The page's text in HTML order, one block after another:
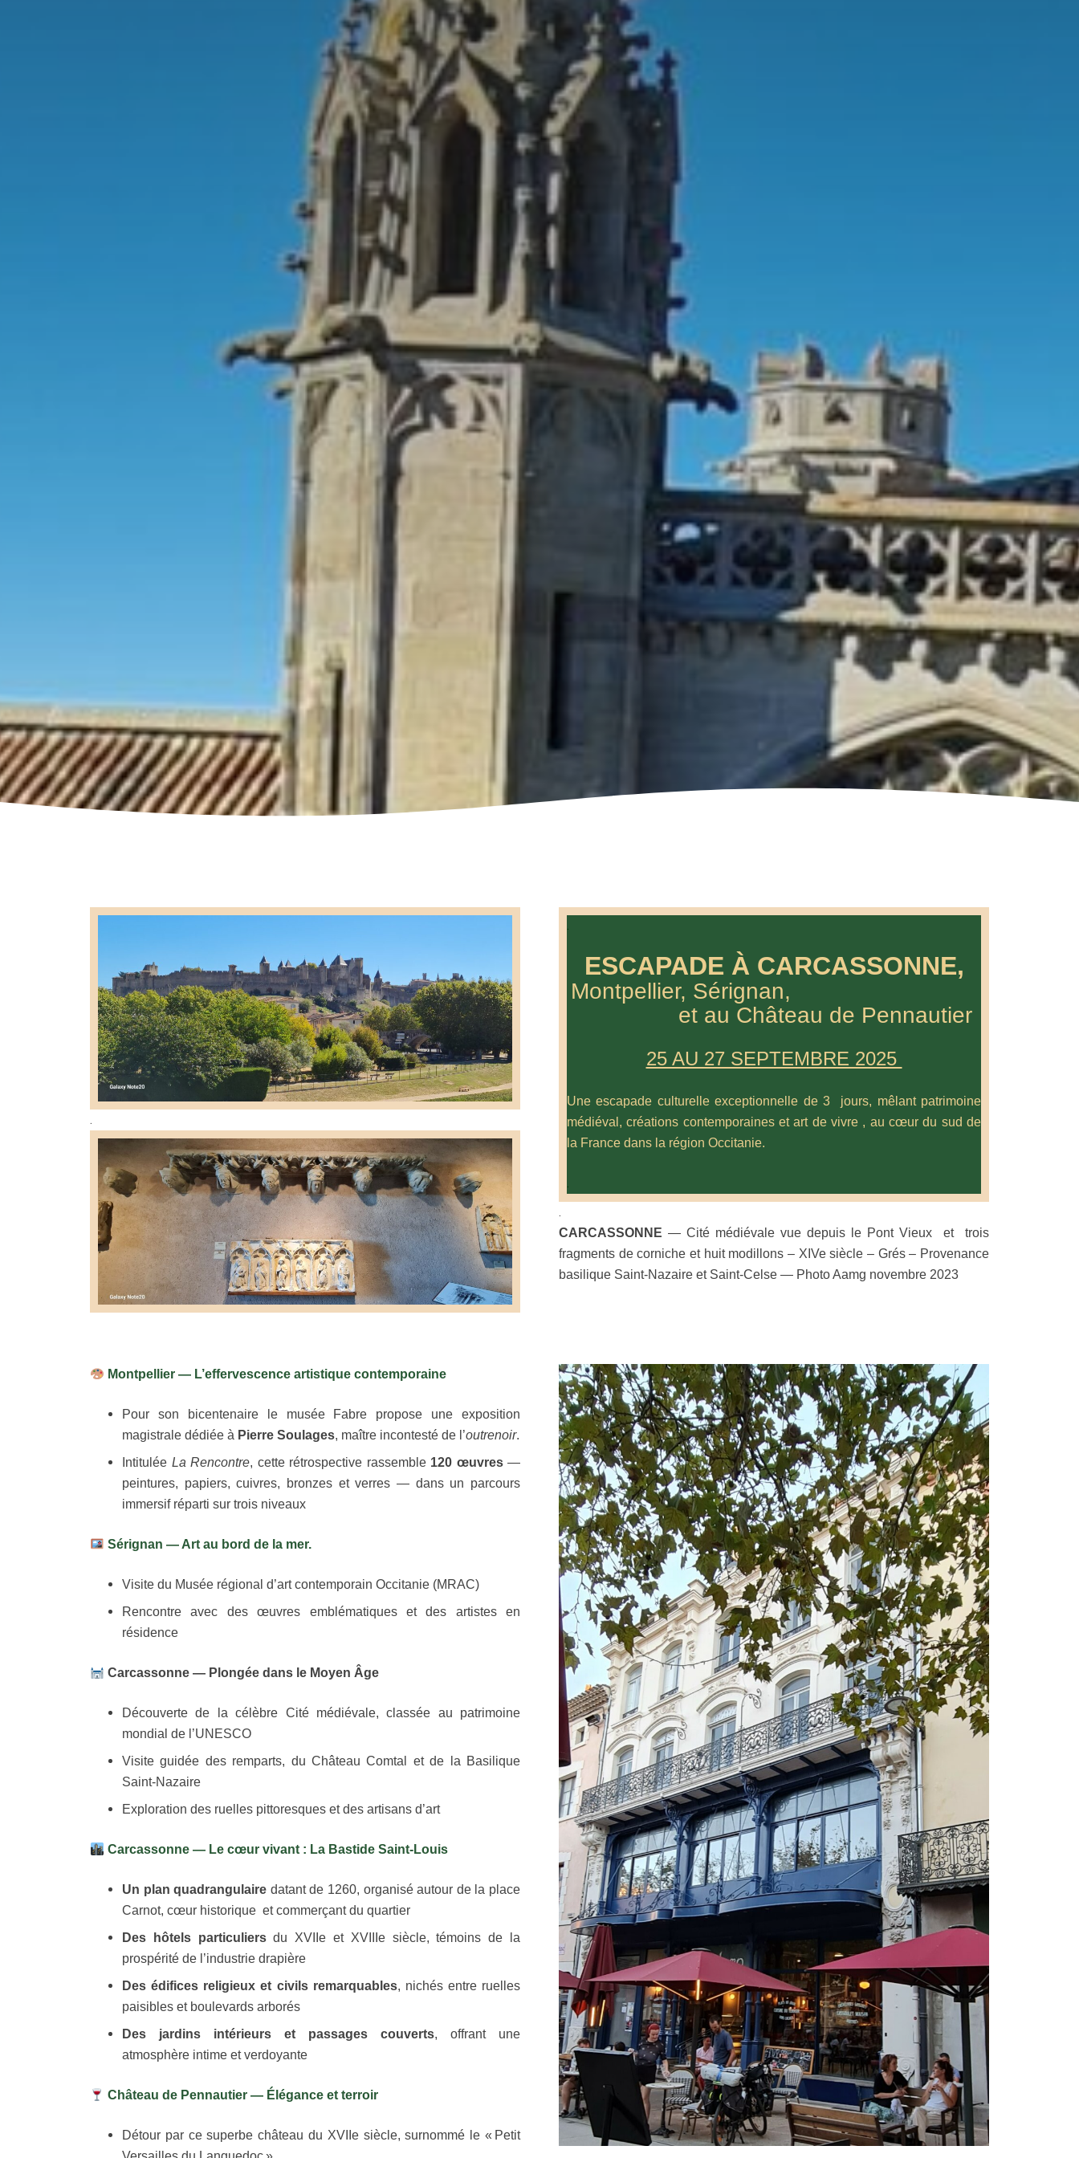
.
.
ESCAPADE À CARCASSONNE,
Montpellier, Sérignan,
et au Château de Pennautier
25 AU 27 SEPTEMBRE 2025
Une escapade culturelle exceptionnelle de 3 jours, mêlant patrimoine
médiéval, créations contemporaines et art de vivre , au cœur du sud de
la France dans la région Occitanie.
.
.
CARCASSONNE — Cité médiévale vue depuis le Pont Vieux et trois
fragments de corniche et huit modillons – XIVe siècle – Grés – Provenance
basilique Saint-Nazaire et Saint-Celse — Photo Aamg novembre 2023
Montpellier — L’effervescence artistique contemporaine
Pour son bicentenaire le musée Fabre propose une exposition
magistrale dédiée à Pierre Soulages, maître incontesté de l’outrenoir.
Intitulée La Rencontre, cette rétrospective rassemble 120 œuvres—
peintures, papiers, cuivres, bronzes et verres — dans un parcours
immersif réparti sur trois niveaux
Sérignan — Art au bord de la mer.
Visite du Musée régional d’art contemporain Occitanie (MRAC)
Rencontre avec des œuvres emblématiques et des artistes en
résidence
Carcassonne — Plongée dans le Moyen Âge
Découverte de la célèbre Cité médiévale, classée au patrimoine
mondial de l’UNESCO
Visite guidée des remparts, du Château Comtal et de la Basilique
Saint-Nazaire
Exploration des ruelles pittoresques et des artisans d’art
Carcassonne — Le cœur vivant : La Bastide Saint-Louis
Un plan quadrangulaire datant de 1260, organisé autour de la place
Carnot, cœur historique et commerçant du quartier
Des hôtels particuliersdu XVIIe et XVIIIe siècle, témoins de la
prospérité de l’industrie drapière
Des édifices religieux et civils remarquables, nichés entre ruelles
paisibles et boulevards arborés
Des jardins intérieurs et passages couverts, offrant une
atmosphère intime et verdoyante
Château de Pennautier — Élégance et terroir
Détour par ce superbe château du XVIIe siècle, surnommé le « Petit